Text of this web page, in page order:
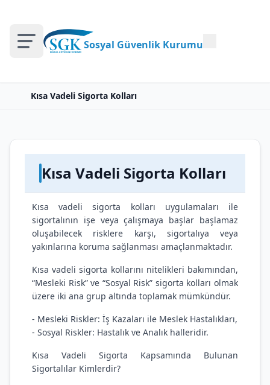
Sosyal Güvenlik Kurumu
Kısa Vadeli Sigorta Kolları
Kısa Vadeli Sigorta Kolları
Kısa vadeli sigorta kolları uygulamaları ile
sigortalının işe veya çalışmaya başlar başlamaz
oluşabilecek risklere karşı, sigortalıya veya
yakınlarına koruma sağlanması amaçlanmaktadır.
Kısa vadeli sigorta kollarını nitelikleri bakımından,
“Mesleki Risk” ve “Sosyal Risk” sigorta kolları olmak
üzere iki ana grup altında toplamak mümkündür.
- Mesleki Riskler: İş Kazaları ile Meslek Hastalıkları,
- Sosyal Riskler: Hastalık ve Analık halleridir.
Kısa Vadeli Sigorta Kapsamında Bulunan
Sigortalılar Kimlerdir?